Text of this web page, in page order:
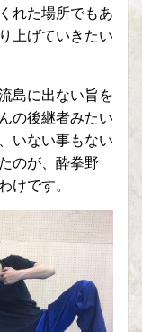
れた場所でもあ
上げていきたい
島に出ない旨を
の後継者みたい
いない事もない
のが、酔拳野
です。